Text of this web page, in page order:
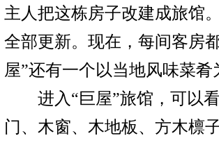
主人把这栋房子改建成旅馆
全部更新。现在，每间客房
屋”还有一个以当地风味菜
进入“巨屋”旅馆，可以看
门、木窗、木地板、方木檩